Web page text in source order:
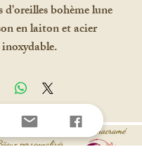
d'oreilles bohème lune
en laiton et acier
inoxydable.
-Partenaire
Solyluna-macramé
personnalisés